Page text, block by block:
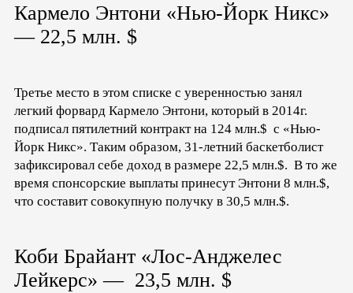
Кармело Энтони «Нью-Йорк Никс»
— 22,5 млн. $
Третье место в этом списке с уверенностью занял
легкий форвард Кармело Энтони, который в 2014г.
подписал пятилетний контракт на 124 млн.$ с «Нью-
Йорк Никс». Таким образом, 31-летний баскетболист
зафиксировал себе доход в размере 22,5 млн.$. В то же
время спонсорские выплаты принесут Энтони 8 млн.$,
что составит совокупную получку в 30,5 млн.$.
Коби Брайант «Лос-Анджелес
Лейкерс» — 23,5 млн. $